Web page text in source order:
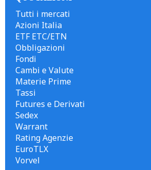
Tutti i mercati
Azioni Italia
ETF ETC/ETN
Obbligazioni
Fondi
Cambi e Valute
Materie Prime
Tassi
Futures e Derivati
Sedex
Warrant
Rating Agenzie
EuroTLX
Vorvel